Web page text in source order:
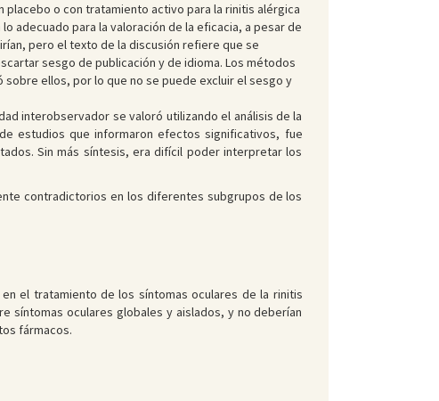
o con tratamiento activo para la rinitis alérgica
adecuado para la valoración de la eficacia, a pesar de
pero el texto de la discusión refiere que se
sesgo de publicación y de idioma. Los métodos
ellos, por lo que no se puede excluir el sesgo y
interobservador se valoró utilizando el análisis de la
estudios que informaron efectos significativos, fue
Sin más síntesis, era difícil poder interpretar los
contradictorios en los diferentes subgrupos de los
el tratamiento de los síntomas oculares de la rinitis
síntomas oculares globales y aislados, y no deberían
fármacos.